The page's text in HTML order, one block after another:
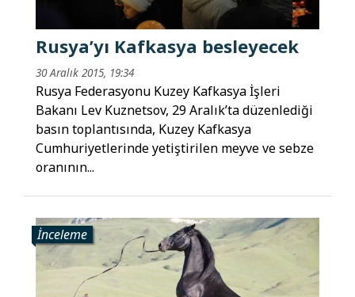
Rusya’yı Kafkasya besleyecek
30 Aralık 2015, 19:34
Rusya Federasyonu Kuzey Kafkasya İşleri
Bakanı Lev Kuznetsov, 29 Aralık’ta düzenlediği
basın toplantısında, Kuzey Kafkasya
Cumhuriyetlerinde yetiştirilen meyve ve sebze
oranının...
İnceleme